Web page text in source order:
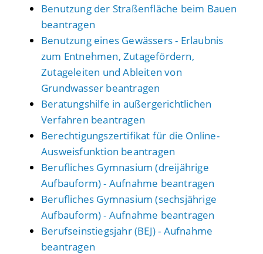
Benutzung der Straßenfläche beim Bauen
beantragen
Benutzung eines Gewässers - Erlaubnis
zum Entnehmen, Zutagefördern,
Zutageleiten und Ableiten von
Grundwasser beantragen
Beratungshilfe in außergerichtlichen
Verfahren beantragen
Berechtigungszertifikat für die Online-
Ausweisfunktion beantragen
Berufliches Gymnasium (dreijährige
Aufbauform) - Aufnahme beantragen
Berufliches Gymnasium (sechsjährige
Aufbauform) - Aufnahme beantragen
Berufseinstiegsjahr (BEJ) - Aufnahme
beantragen